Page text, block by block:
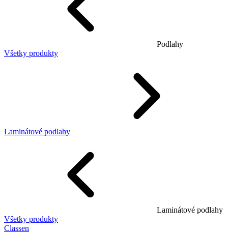
Podlahy
Všetky produkty
Laminátové podlahy
Laminátové podlahy
Všetky produkty
Classen